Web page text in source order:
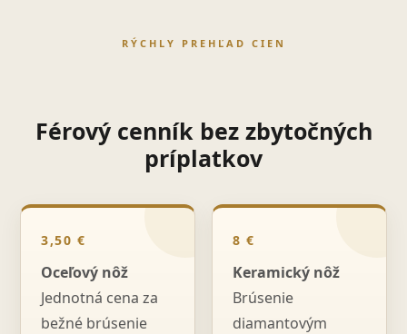
RÝCHLY PREHĽAD CIEN
Férový cenník bez zbytočných
príplatkov
3,50 €
Oceľový nôž
Jednotná cena za
bežné brúsenie
8 €
Keramický nôž
Brúsenie
diamantovým